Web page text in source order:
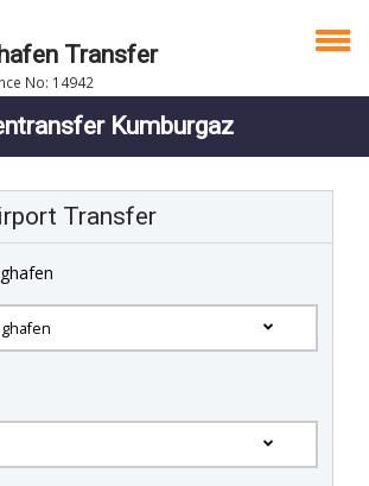
Transfer
No: 14942
Kumburgaz
Transfer